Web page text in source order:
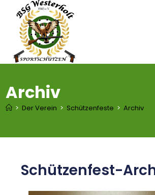
Archiv
> Der Verein > Schützenfeste > Archiv
Schützenfest-